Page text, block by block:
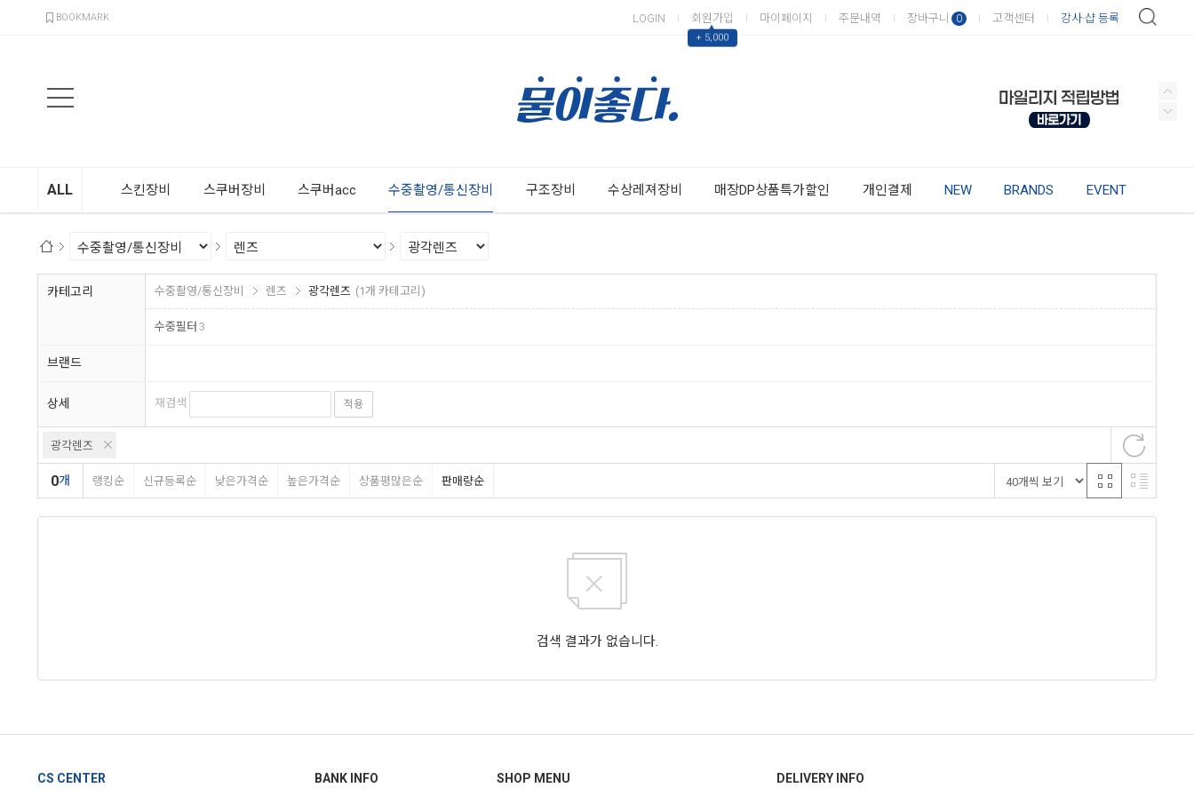
BOOKMARK LOGIN 회원가입
▲
+ 5,000
마이페이지 주문내역 장바구니 0 고객센터 강사·샵 등록
ALL 스킨장비 스쿠버장비 스쿠버acc 수중촬영/통신장비 구조장비 수상레져장비 매장DP상품특가할인 개인결제 NEW BRANDS EVENT
카테고리 수중촬영/통신장비 렌즈 광각렌즈 (1개 카테고리)
수중필터 3
브랜드
상세 재검색 적용
광각렌즈
0개 랭킹순 신규등록순 낮은가격순 높은가격순 상품평많은순 판매량순
검색 결과가 없습니다.
CS CENTER BANK INFO SHOP MENU DELIVERY INFO